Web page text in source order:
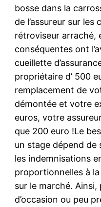
bosse dans la
de l’assureur sur
rétroviseur arraché,
conséquentes ont
cueillette
propriétaire d’ 500
remplacement de
démontée et votre
euros, votre
que 200 euro !Le
un stage dépend de
les indemnisations
proportionnelles à
sur le marché.
d’occasion ou peu